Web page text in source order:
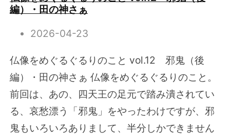
編）・田の神さぁ
2026-04-23
仏像をめぐるぐるりのこと vol.12 邪鬼（後
編）・田の神さぁ 仏像をめぐるぐるりのこと。
前回は、あの、四天王の足元で踏み潰されてい
る、哀愁漂う「邪鬼」をやったわけですが、邪
鬼もいろいろありまして、半分しかできません